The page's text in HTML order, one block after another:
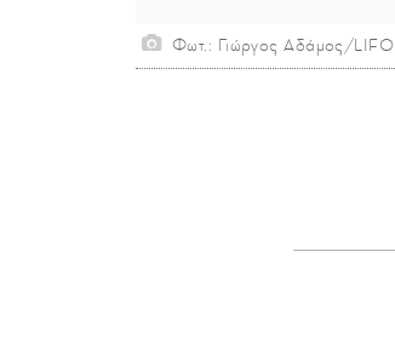
Φωτ.: Γιώργος Αδάμος/LIFO